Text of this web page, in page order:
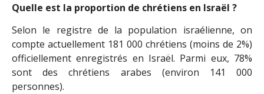
Quelle est la proportion de chrétiens en Israël ?
Selon le registre de la population israélienne, on
compte actuellement 181 000 chrétiens (moins de 2%)
officiellement enregistrés en Israël. Parmi eux, 78%
sont des chrétiens arabes (environ 141 000
personnes).